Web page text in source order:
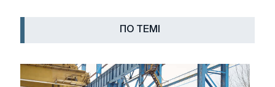
ПО ТЕМІ